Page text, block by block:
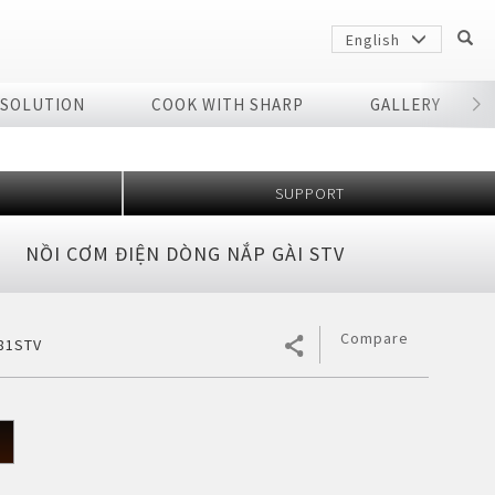
English
COOK WITH SHARP GALLERY
SUPPORT
NỒI CƠM ĐIỆN DÒNG NẮP GÀI STV
Compare